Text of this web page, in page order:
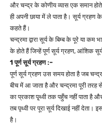
और चन्द्र के कोणीय व्यास एक समान
ही अपनी छाया में ले पाता है। सूर्य ग्रहण
कहते हैं।
चन्द्रमा द्वारा सूर्य के बिम्ब के पूरे या
के होते हैं जिन्हें पूर्ण सूर्य ग्रहण, आंशिक
1 पूर्ण सूर्य ग्रहण :-
पूर्ण सूर्य ग्रहण उस समय होता है जब
बीच में आ जाता है और चन्द्रमा पूरी तरह
का प्रकाश पृ्थ्वी तक पहुँच नहीं पाता है
तब पृथ्वी पर पूरा सूर्य दिखाई नहीं देता।
है।